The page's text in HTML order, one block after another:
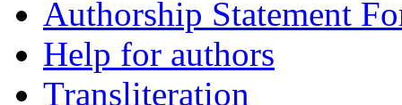
Authorship Statement
Help for authors
Transliteration